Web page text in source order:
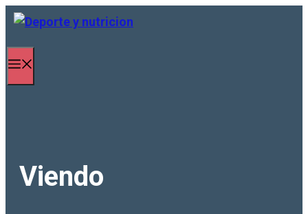
Saltar al contenido
Viendo